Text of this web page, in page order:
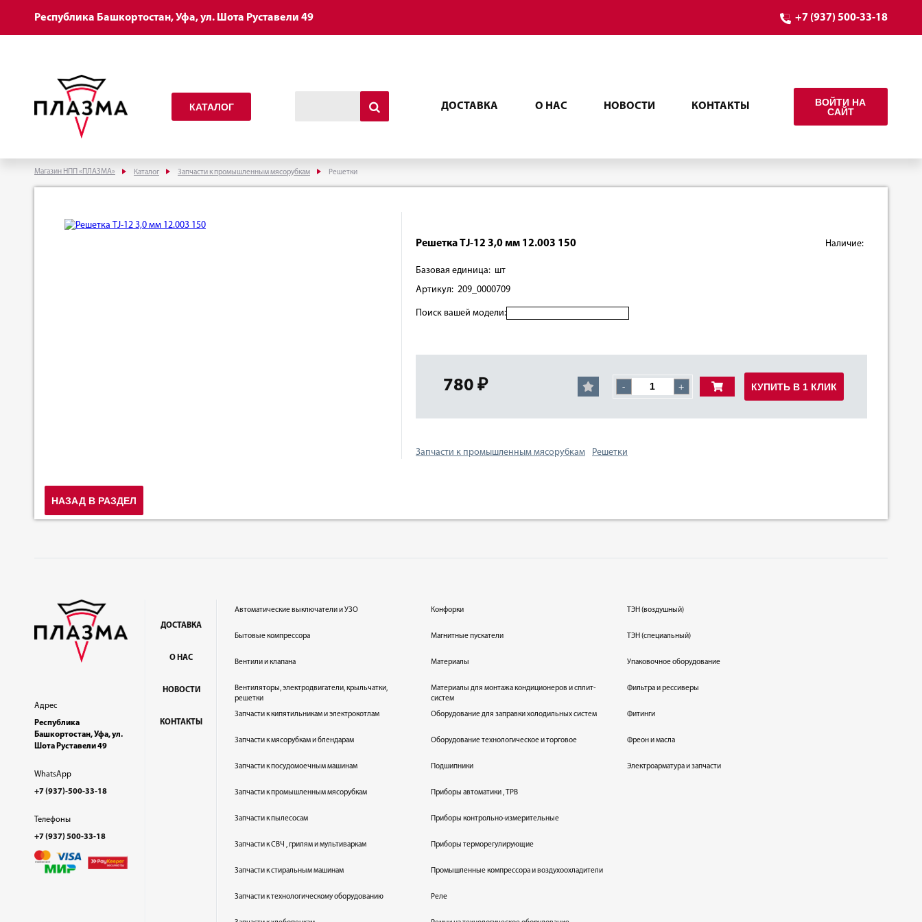
Республика Башкортостан, Уфа, ул. Шота Руставели 49 +7 (937) 500-33-18
КАТАЛОГ ДОСТАВКА О НАС НОВОСТИ КОНТАКТЫ
ВОЙТИ НА
САЙТ
Магазин НПП «ПЛАЗМА» Каталог Запчасти к промышленным мясорубкам Решетки
Решетка ТJ-12 3,0 мм 12.003 150 Наличие:
Базовая единица: шт
Артикул: 209_0000709
Поиск вашей модели:
780 ₽ - + КУПИТЬ В 1 КЛИК
Запчасти к промышленным мясорубкам Решетки
НАЗАД В РАЗДЕЛ
Адрес
Республика
Башкортостан, Уфа, ул.
Шота Руставели 49
WhatsApp
+7 (937)-500-33-18
Телефоны
+7 (937) 500-33-18
ДОСТАВКА
О НАС
НОВОСТИ
КОНТАКТЫ
Автоматические выключатели и УЗО
Бытовые компрессора
Вентили и клапана
Вентиляторы, электродвигатели, крыльчатки,
решетки
Запчасти к кипятильникам и электрокотлам
Запчасти к мясорубкам и блендарам
Запчасти к посудомоечным машинам
Запчасти к промышленным мясорубкам
Запчасти к пылесосам
Запчасти к СВЧ , грилям и мультиваркам
Запчасти к стиральным машинам
Запчасти к технологическому оборудованию
Конфорки
Магнитные пускатели
Материалы
Материалы для монтажа кондиционеров и сплит-
систем
Оборудование для заправки холодильных систем
Оборудование технологическое и торговое
Подшипники
Приборы автоматики , ТРВ
Приборы контрольно-измерительные
Приборы терморегулирующие
Промышленные компрессора и воздухоохладители
Реле
ТЭН (воздушный)
ТЭН (специальный)
Упаковочное оборудование
Фильтра и рессиверы
Фитинги
Фреон и масла
Электроарматура и запчасти